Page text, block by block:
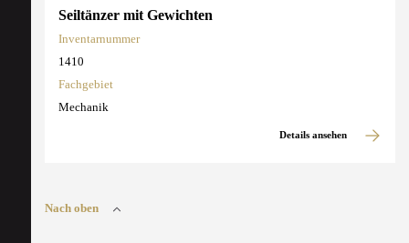
Seiltänzer mit Gewichten
Inventarnummer
1410
Fachgebiet
Mechanik
Details ansehen
Nach oben